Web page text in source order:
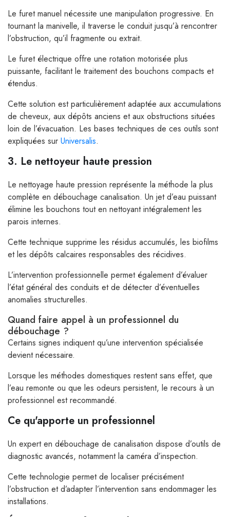
Le furet manuel nécessite une manipulation progressive. En
tournant la manivelle, il traverse le conduit jusqu’à rencontrer
l’obstruction, qu’il fragmente ou extrait.
Le furet électrique offre une rotation motorisée plus
puissante, facilitant le traitement des bouchons compacts et
étendus.
Cette solution est particulièrement adaptée aux accumulations
de cheveux, aux dépôts anciens et aux obstructions situées
loin de l’évacuation. Les bases techniques de ces outils sont
expliquées sur Universalis.
3. Le nettoyeur haute pression
Le nettoyage haute pression représente la méthode la plus
complète en débouchage canalisation. Un jet d’eau puissant
élimine les bouchons tout en nettoyant intégralement les
parois internes.
Cette technique supprime les résidus accumulés, les biofilms
et les dépôts calcaires responsables des récidives.
L’intervention professionnelle permet également d’évaluer
l’état général des conduits et de détecter d’éventuelles
anomalies structurelles.
Quand faire appel à un professionnel du
débouchage ?
Certains signes indiquent qu’une intervention spécialisée
devient nécessaire.
Lorsque les méthodes domestiques restent sans effet, que
l’eau remonte ou que les odeurs persistent, le recours à un
professionnel est recommandé.
Ce qu'apporte un professionnel
Un expert en débouchage de canalisation dispose d’outils de
diagnostic avancés, notamment la caméra d’inspection.
Cette technologie permet de localiser précisément
l’obstruction et d’adapter l’intervention sans endommager les
installations.